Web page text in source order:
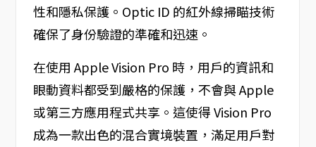
性和隱私保護。Optic ID 的紅外線掃瞄技術
確保了身份驗證的準確和迅速。
在使用 Apple Vision Pro 時，用戶的資訊和
眼動資料都受到嚴格的保護，不會與 Apple
或第三方應用程式共享。這使得 Vision Pro
成為一款出色的混合實境裝置，滿足用戶對